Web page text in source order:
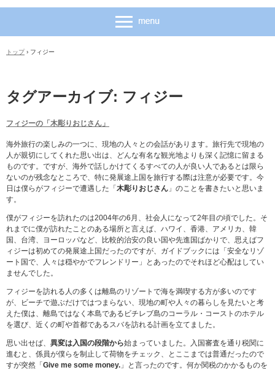
トップ › フィジー
タグアーカイブ: フィジー
フィジーの「木彫りおじさん」
海外旅行の楽しみの一つに、現地の人々との会話があります。旅行先で現地の
人が親切にしてくれた思い出は、どんな有名な観光地よりも深く記憶に留まる
ものです。ですが、海外で話しかけてくるすべての人が良い人であるとは限ら
ないのが残念なところで、特に発展途上国を旅行する際は注意が必要です。今
日は僕らがフィジーで遭遇した「木彫りおじさん 」のことを書きたいと思いま
す。
僕がフィジーを訪れたのは2004年の6月、社会人になって2年目の頃でした。そ
れまでに僕が訪れたことのある場所と言えば、ハワイ、香港、アメリカ、韓
国、台湾、ヨーロッパなど、比較的治安の良い国や先進国ばかりで、思えばフ
ィジーは初めての発展途上国だったのですが、ガイドブックには「安全なリゾ
ート国で、人々は穏やかでフレンドリー」とあったのでそれほど心配はしてい
ませんでした。
フィジーを訪れる人の多くは離島のリゾートで海を満喫する方が多いのです
が、ビーチで遊ぶだけではつまらない、現地の町や人々の暮らしを見たいと考
えた僕は、離島ではなく本島であるビチレブ島のコーラル・コーストのホテル
を選び、近くの町や首都であるスバを訪れる計画を立てました。
思い出せば、 異変は入国の段階から始まっていました。入国審査を通り税関に
進むと、係員が僕らを制止して荷物をチェック、とここまでは普通だったので
すが突然「Give me some money. 」と言ったのです。何か関税のかかるものを